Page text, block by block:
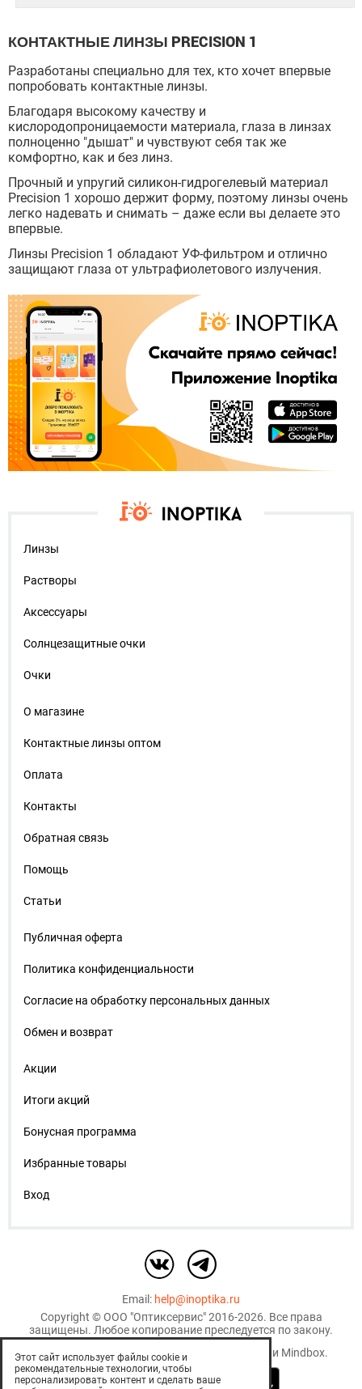
КОНТАКТНЫЕ ЛИНЗЫ PRECISION 1
Разработаны специально для тех, кто хочет впервые
попробовать контактные линзы.
Благодаря высокому качеству и
кислородопроницаемости материала, глаза в линзах
полноценно "дышат" и чувствуют себя так же
комфортно, как и без линз.
Прочный и упругий силикон-гидрогелевый материал
Precision 1 хорошо держит форму, поэтому линзы очень
легко надевать и снимать – даже если вы делаете это
впервые.
Линзы Precision 1 обладают УФ-фильтром и отлично
защищают глаза от ультрафиолетового излучения.
Линзы
Растворы
Аксессуары
Солнцезащитные очки
Очки
О магазине
Контактные линзы оптом
Оплата
Контакты
Обратная связь
Помощь
Статьи
Публичная оферта
Политика конфиденциальности
Согласие на обработку персональных данных
Обмен и возврат
Акции
Итоги акций
Бонусная программа
Избранные товары
Вход
Email: help@inoptika.ru
Copyright ©ООО "Оптиксервис"2016-2026. Все права
защищены. Любое копирование преследуется по закону.
Используются рекомендательные технологии Mindbox.
Этот сайт использует файлы cookie и
рекомендательные технологии, чтобы
персонализировать контент и сделать ваше